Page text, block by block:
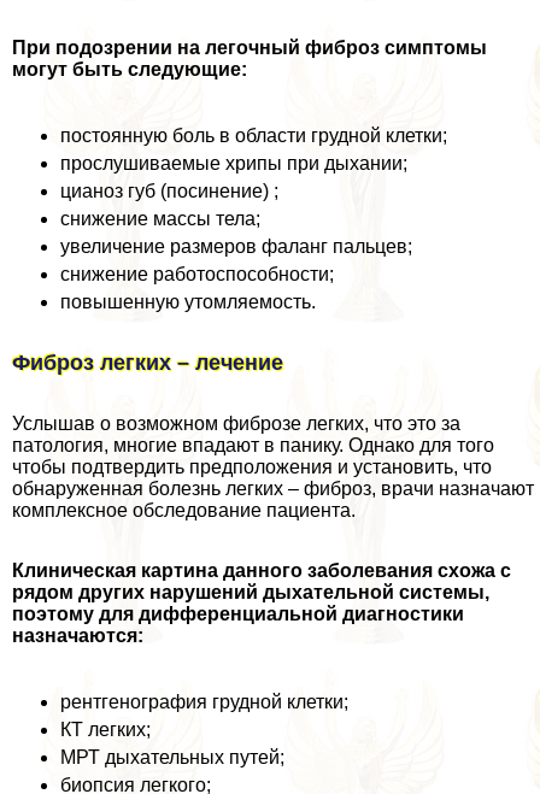
При подозрении на легочный фиброз симптомы
могут быть следующие:
постоянную боль в области грудной клетки;
прослушиваемые хрипы при дыхании;
цианоз губ (посинение) ;
снижение массы тела;
увеличение размеров фаланг пальцев;
снижение работоспособности;
повышенную утомляемость.
Фиброз легких – лечение
Услышав о возможном фиброзе легких, что это за
патология, многие впадают в панику. Однако для того
чтобы подтвердить предположения и установить, что
обнаруженная болезнь легких – фиброз, врачи назначают
комплексное обследование пациента.
Клиническая картина данного заболевания схожа с
рядом других нарушений дыхательной системы,
поэтому для дифференциальной диагностики
назначаются:
рентгенография грудной клетки;
КТ легких;
МРТ дыхательных путей;
биопсия легкого;